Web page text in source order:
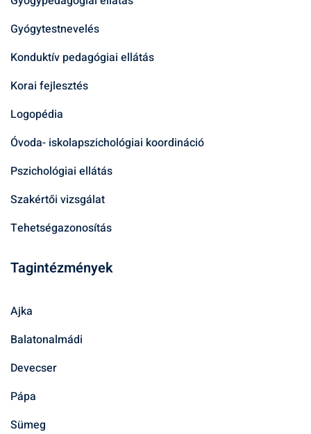
Gyógytestnevelés
Konduktív pedagógiai ellátás
Korai fejlesztés
Logopédia
Óvoda- iskolapszichológiai koordináció
Pszichológiai ellátás
Szakértői vizsgálat
Tehetségazonosítás
Tagintézmények
Ajka
Balatonalmádi
Devecser
Pápa
Sümeg